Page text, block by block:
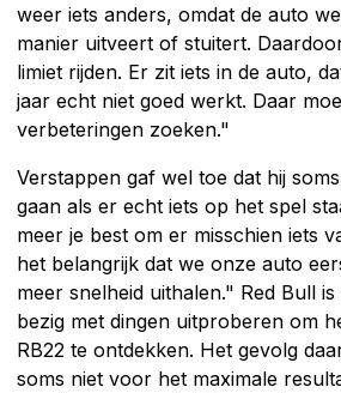
weer iets anders, omdat de auto
manier uitveert of stuitert.
limiet rijden. Er zit iets in de auto,
jaar echt niet goed werkt. Daar
verbeteringen zoeken."
Verstappen gaf wel toe dat hij
gaan als er echt iets op het spel
meer je best om er misschien iets
het belangrijk dat we onze auto
meer snelheid uithalen." Red Bull
bezig met dingen uitproberen om
RB22 te ontdekken. Het gevolg
soms niet voor het maximale